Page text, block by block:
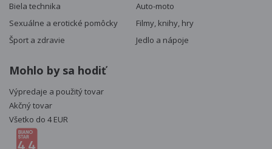
Biela technika
Auto-moto
Sexuálne a erotické pomôcky
Filmy, knihy, hry
Šport a zdravie
Jedlo a nápoje
Mohlo by sa hodiť
Výpredaje a použitý tovar
Akčný tovar
Všetko do 4 EUR